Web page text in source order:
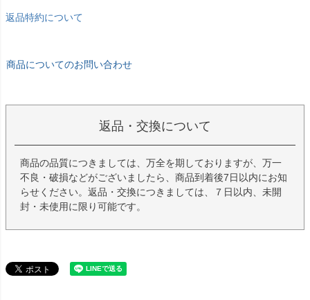
返品特約について
商品についてのお問い合わせ
返品・交換について
商品の品質につきましては、万全を期しておりますが、万一
不良・破損などがございましたら、商品到着後7日以内にお知
らせください。返品・交換につきましては、７日以内、未開
封・未使用に限り可能です。